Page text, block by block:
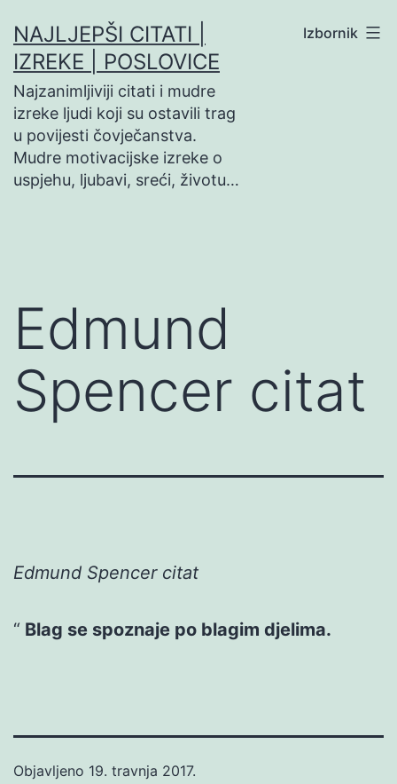
na
sadržaj
NAJLJEPŠI CITATI |
IZREKE | POSLOVICE
Najzanimljiviji citati i mudre
izreke ljudi koji su ostavili trag
u povijesti čovječanstva.
Mudre motivacijske izreke o
uspjehu, ljubavi, sreći, životu…
Izbornik
Edmund
Spencer citat
Edmund Spencer citat
Blag se spoznaje po blagim djelima.
Objavljeno 19. travnja 2017.